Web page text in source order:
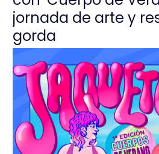
jornada de arte y
gorda